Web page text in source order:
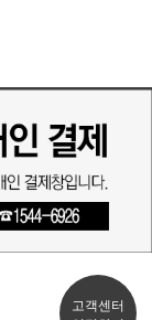
고객센터